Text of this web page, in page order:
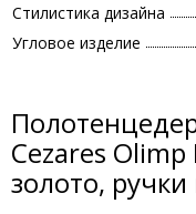
Стилистика дизайна
Угловое изделие
Cezares
золото,